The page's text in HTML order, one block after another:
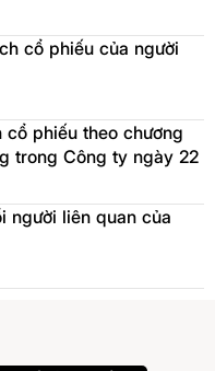
cổ phiếu của người
cổ phiếu theo chương
trong Công ty ngày 22
người liên quan của